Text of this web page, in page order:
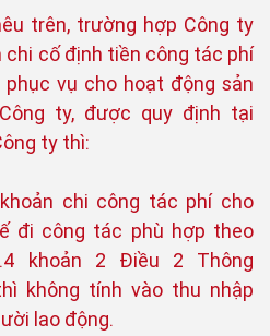
trên, trường hợp Công ty
chi cố định tiền công tác phí
vụ cho hoạt động sản
ty, được quy định tại
ty thì:
chi công tác phí cho
đi công tác phù hợp theo
khoản 2 Điều 2 Thông
không tính vào thu nhập
lao động.